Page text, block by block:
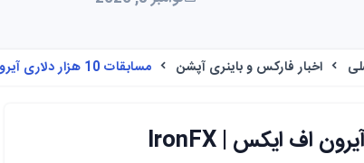
اخبار فارکس و باینری آپشن مسابقات 10 هزار دلاری آیرون اف ایکس IRONFX